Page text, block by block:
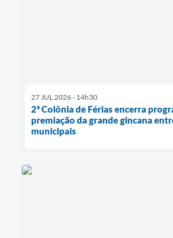
27 JUL 2026 - 14h30
2ª Colônia de Férias encerra
premiação da grande gincana
municipais